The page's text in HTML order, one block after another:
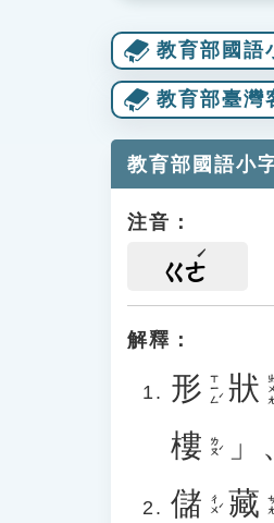
教育部國語
教育部臺灣
教育部國語小
注音：
ㄍㄜ
解釋：
形 ㄒㄧㄥˊ 狀 ㄓ
樓 ㄌㄡˊ 」
儲 ㄔㄨˊ 藏 ㄘ